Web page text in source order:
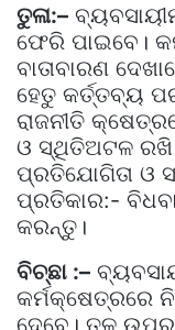
ତୁଳା:–
ଫେରି ପାଇବେ।
ବାତାବାରଣ
ହେତୁ କର୍ତ୍ତବ୍ୟ
ରାଜନୀତି
ଓ ସ୍ଥିତିଅଟଳ ରଖି
ପ୍ରତିଯୋଗିତା ଓ
ପ୍ରତିକାର:-
କରନ୍ତୁ।
ବିଚ୍ଛା :–
କର୍ମକ୍ଷେତ୍ରରେ
ଦେବେ। ତଳୁ